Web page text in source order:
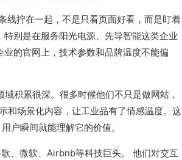
线拧在一起，不是只看页面好看，而是盯着
别是在服务阳光电源、先导智能这类企业
的官网上，技术参数和品牌温度不能偏
积累很深。很多时候他们不只是做网站，
和场景化内容，让工业品有了情感温度。这
户瞬间就能理解它的价值。
、微软、Airbnb等科技巨头。 他们对交互